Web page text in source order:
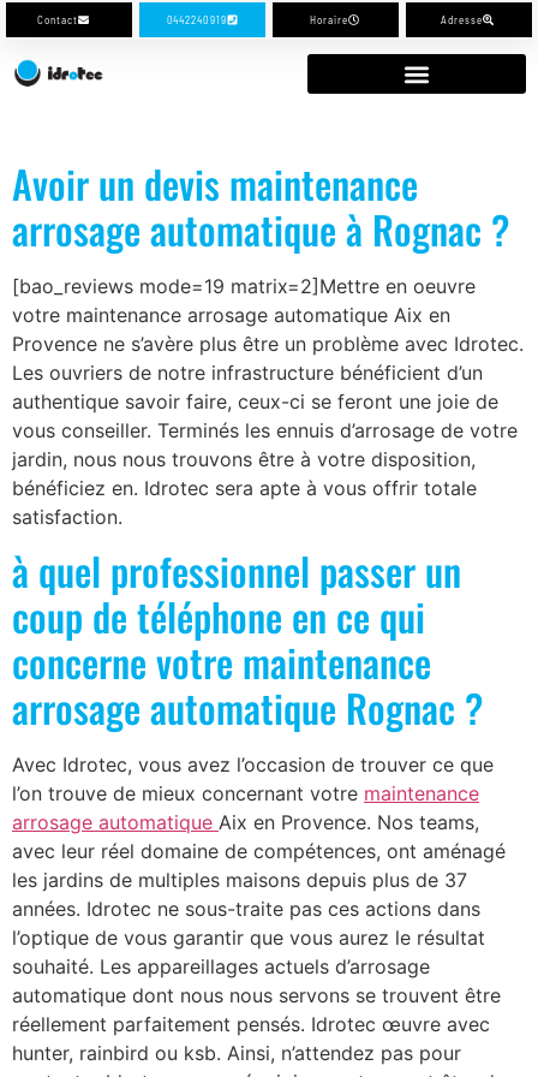
Contact 0442240919 Horaire Adresse
Avoir un devis maintenance
arrosage automatique à Rognac ?
[bao_reviews mode=19 matrix=2]Mettre en oeuvre
votre maintenance arrosage automatique Aix en
Provence ne s’avère plus être un problème avec Idrotec.
Les ouvriers de notre infrastructure bénéficient d’un
authentique savoir faire, ceux-ci se feront une joie de
vous conseiller. Terminés les ennuis d’arrosage de votre
jardin, nous nous trouvons être à votre disposition,
bénéficiez en. Idrotec sera apte à vous offrir totale
satisfaction.
à quel professionnel passer un
coup de téléphone en ce qui
concerne votre maintenance
arrosage automatique Rognac ?
Avec Idrotec, vous avez l’occasion de trouver ce que
l’on trouve de mieux concernant votre maintenance
arrosage automatique Aix en Provence. Nos teams,
avec leur réel domaine de compétences, ont aménagé
les jardins de multiples maisons depuis plus de 37
années. Idrotec ne sous-traite pas ces actions dans
l’optique de vous garantir que vous aurez le résultat
souhaité. Les appareillages actuels d’arrosage
automatique dont nous nous servons se trouvent être
réellement parfaitement pensés. Idrotec œuvre avec
hunter, rainbird ou ksb. Ainsi, n’attendez pas pour